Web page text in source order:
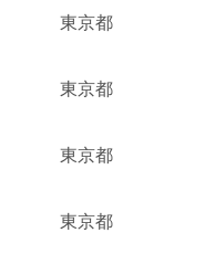
東京都
東京都
東京都
東京都